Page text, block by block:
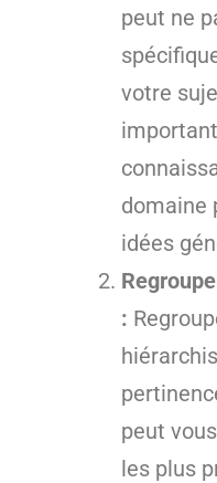
peut ne
votre
domaine
idées
:
peut
les plus